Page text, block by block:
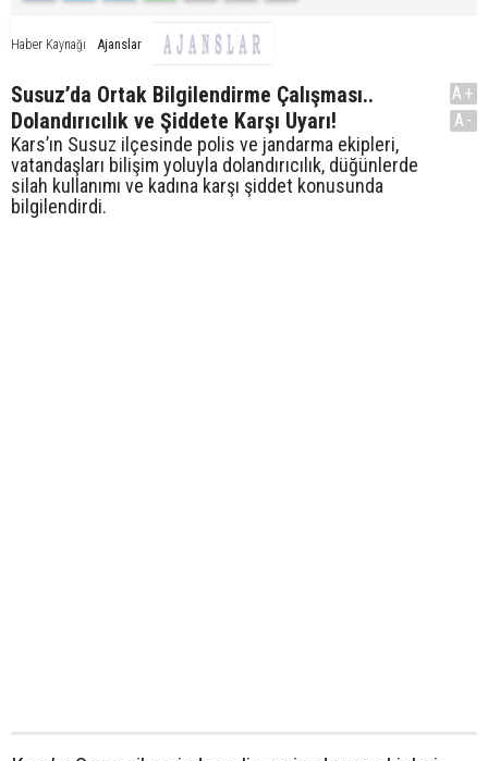
Haber Kaynağı Ajanslar
Susuz’da Ortak Bilgilendirme Çalışması..
Dolandırıcılık ve Şiddete Karşı Uyarı!
Kars’ın Susuz ilçesinde polis ve jandarma ekipleri,
vatandaşları bilişim yoluyla dolandırıcılık, düğünlerde
silah kullanımı ve kadına karşı şiddet konusunda
bilgilendirdi.
A+
A-